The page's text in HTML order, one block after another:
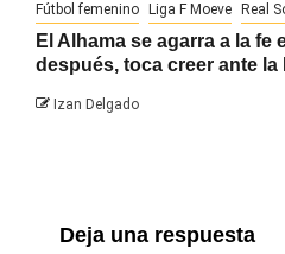
Fútbol femenino Liga F Moeve Real
El Alhama se agarra a la
después, toca creer ante la
Izan Delgado
Deja una respuesta